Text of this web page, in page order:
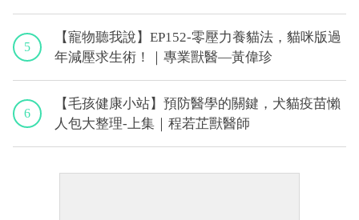
5
【寵物聽我說】EP152-零壓力養貓法，貓咪版過
年減壓求生術！｜專業獸醫—黃偉珍
6
【毛孩健康小站】預防醫學的關鍵，犬貓疫苗懶
人包大整理-上集｜程若芷獸醫師